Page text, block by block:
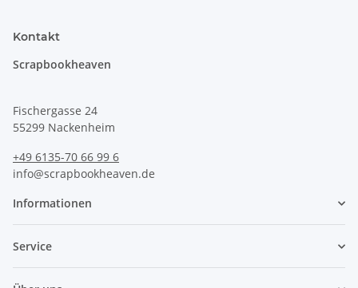
Kontakt
Scrapbookheaven
Fischergasse 24
55299 Nackenheim
+49 6135-70 66 99 6
info@scrapbookheaven.de
Informationen
Service